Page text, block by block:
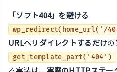
「ソフト404」を避ける
wp_redirect(home_url('/
URLへリダイレクトするだけの
get_template_part('404')